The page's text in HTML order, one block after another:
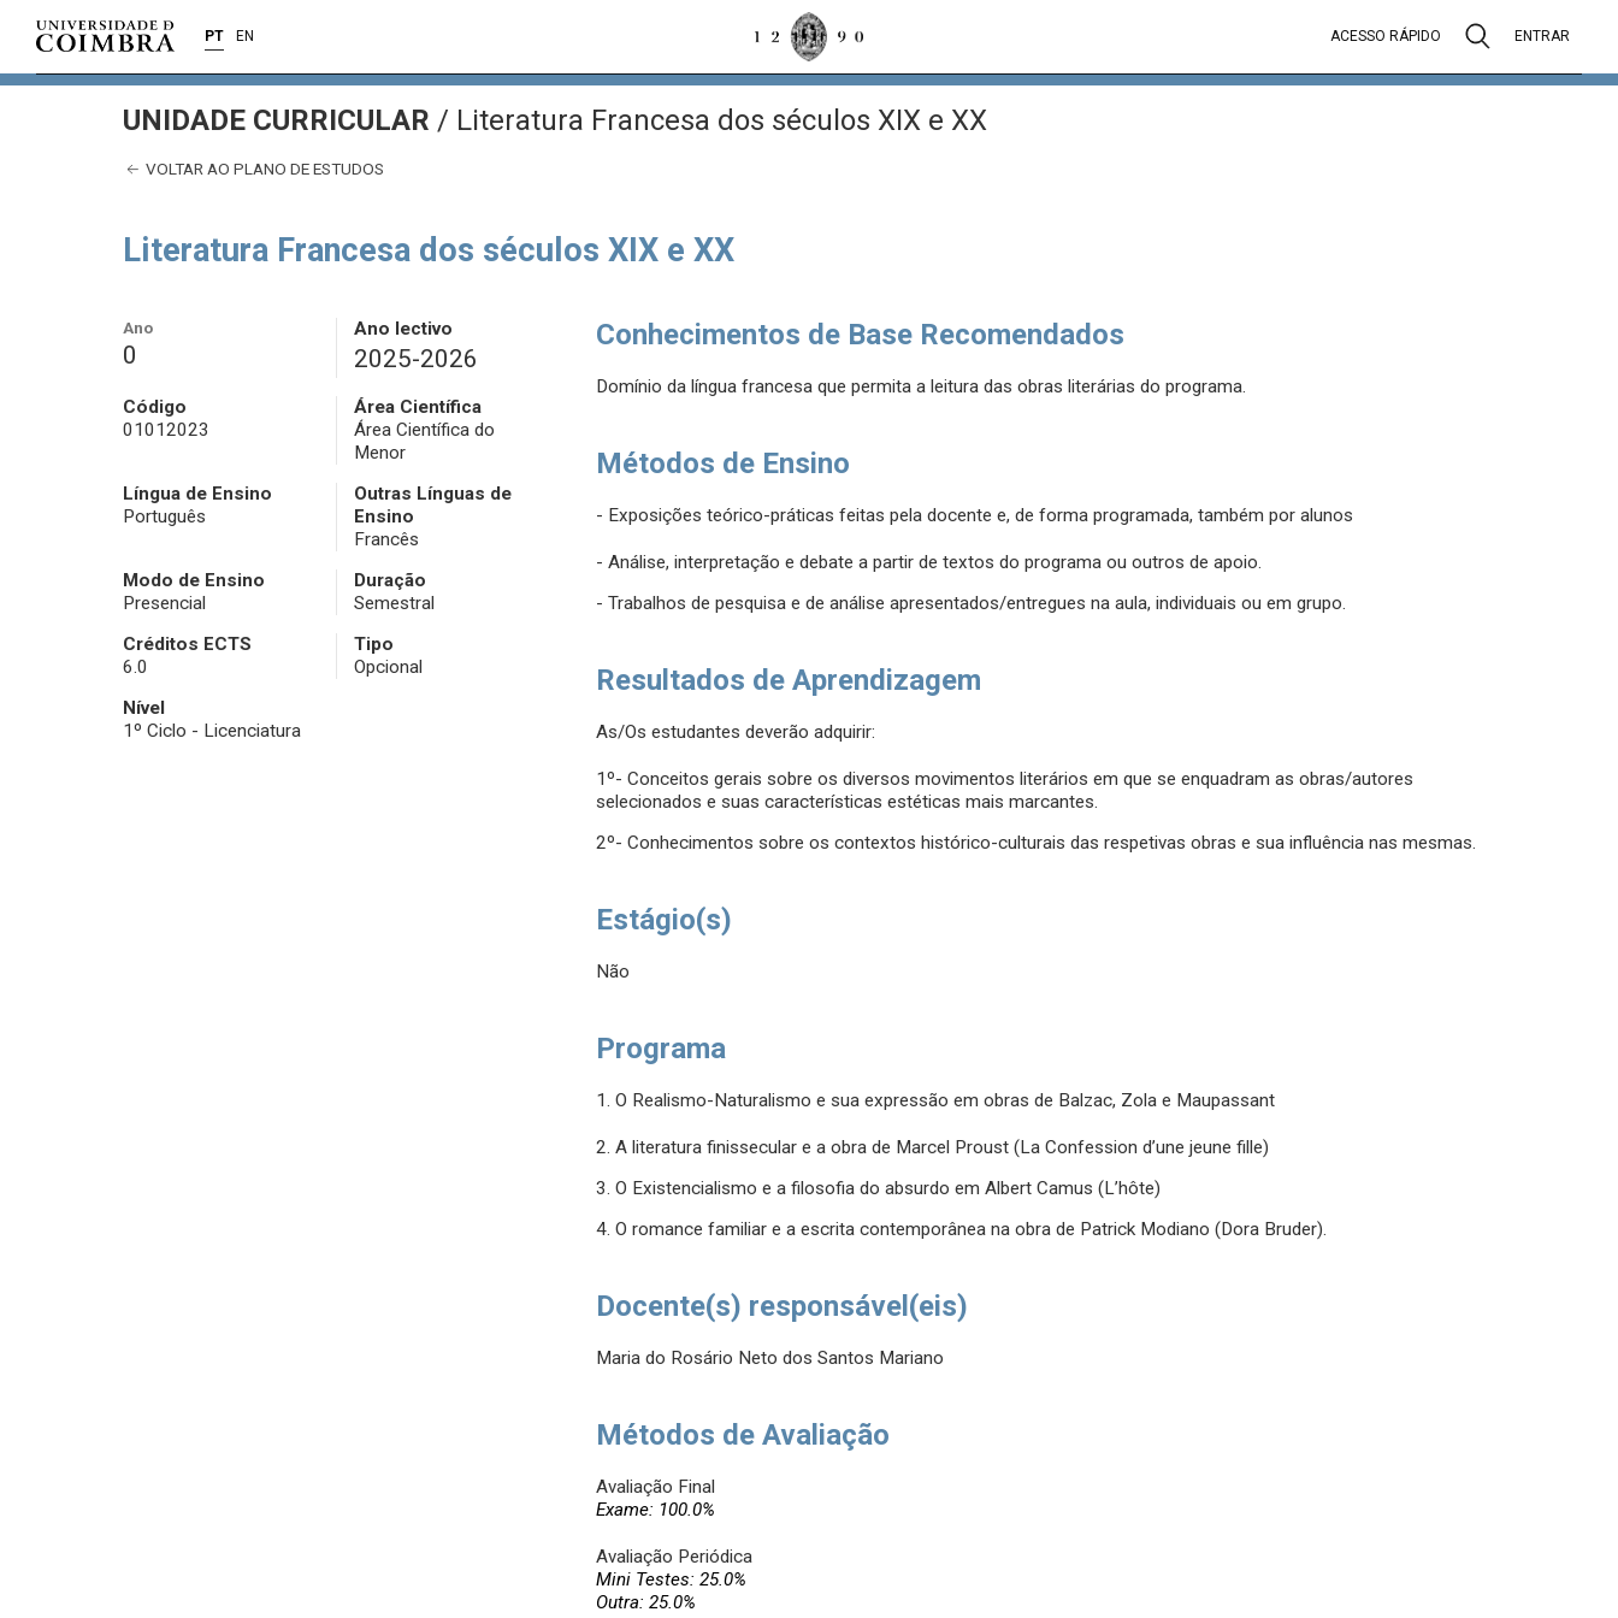
PT EN ACESSO RÁPIDO ENTRAR
UNIDADE CURRICULAR / Literatura Francesa dos séculos XIX e XX
VOLTAR AO PLANO DE ESTUDOS
Literatura Francesa dos séculos XIX e XX
Ano
0
Ano lectivo
2025-2026
Código
01012023
Área Científica
Área Científica do
Menor
Língua de Ensino
Português
Outras Línguas de
Ensino
Francês
Modo de Ensino
Presencial
Duração
Semestral
Créditos ECTS
6.0
Tipo
Opcional
Nível
1º Ciclo - Licenciatura
Conhecimentos de Base Recomendados
Domínio da língua francesa que permita a leitura das obras literárias do programa.
Métodos de Ensino
- Exposições teórico-práticas feitas pela docente e, de forma programada, também por alunos
- Análise, interpretação e debate a partir de textos do programa ou outros de apoio.
- Trabalhos de pesquisa e de análise apresentados/entregues na aula, individuais ou em grupo.
Resultados de Aprendizagem
As/Os estudantes deverão adquirir:
1º- Conceitos gerais sobre os diversos movimentos literários em que se enquadram as obras/autores
selecionados e suas características estéticas mais marcantes.
2º- Conhecimentos sobre os contextos histórico-culturais das respetivas obras e sua influência nas mesmas.
Estágio(s)
Não
Programa
1. O Realismo-Naturalismo e sua expressão em obras de Balzac, Zola e Maupassant
2. A literatura finissecular e a obra de Marcel Proust (La Confession d’une jeune fille)
3. O Existencialismo e a filosofia do absurdo em Albert Camus (L’hôte)
4. O romance familiar e a escrita contemporânea na obra de Patrick Modiano (Dora Bruder).
Docente(s) responsável(eis)
Maria do Rosário Neto dos Santos Mariano
Métodos de Avaliação
Avaliação Final
Exame: 100.0%
Avaliação Periódica
Mini Testes: 25.0%
Outra: 25.0%